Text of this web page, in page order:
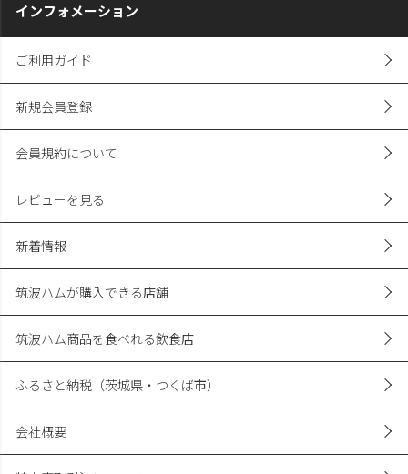
インフォメーション
ご利用ガイド
新規会員登録
会員規約について
レビューを見る
新着情報
筑波ハムが購入できる店舗
筑波ハム商品を食べれる飲食店
ふるさと納税（茨城県・つくば市）
会社概要